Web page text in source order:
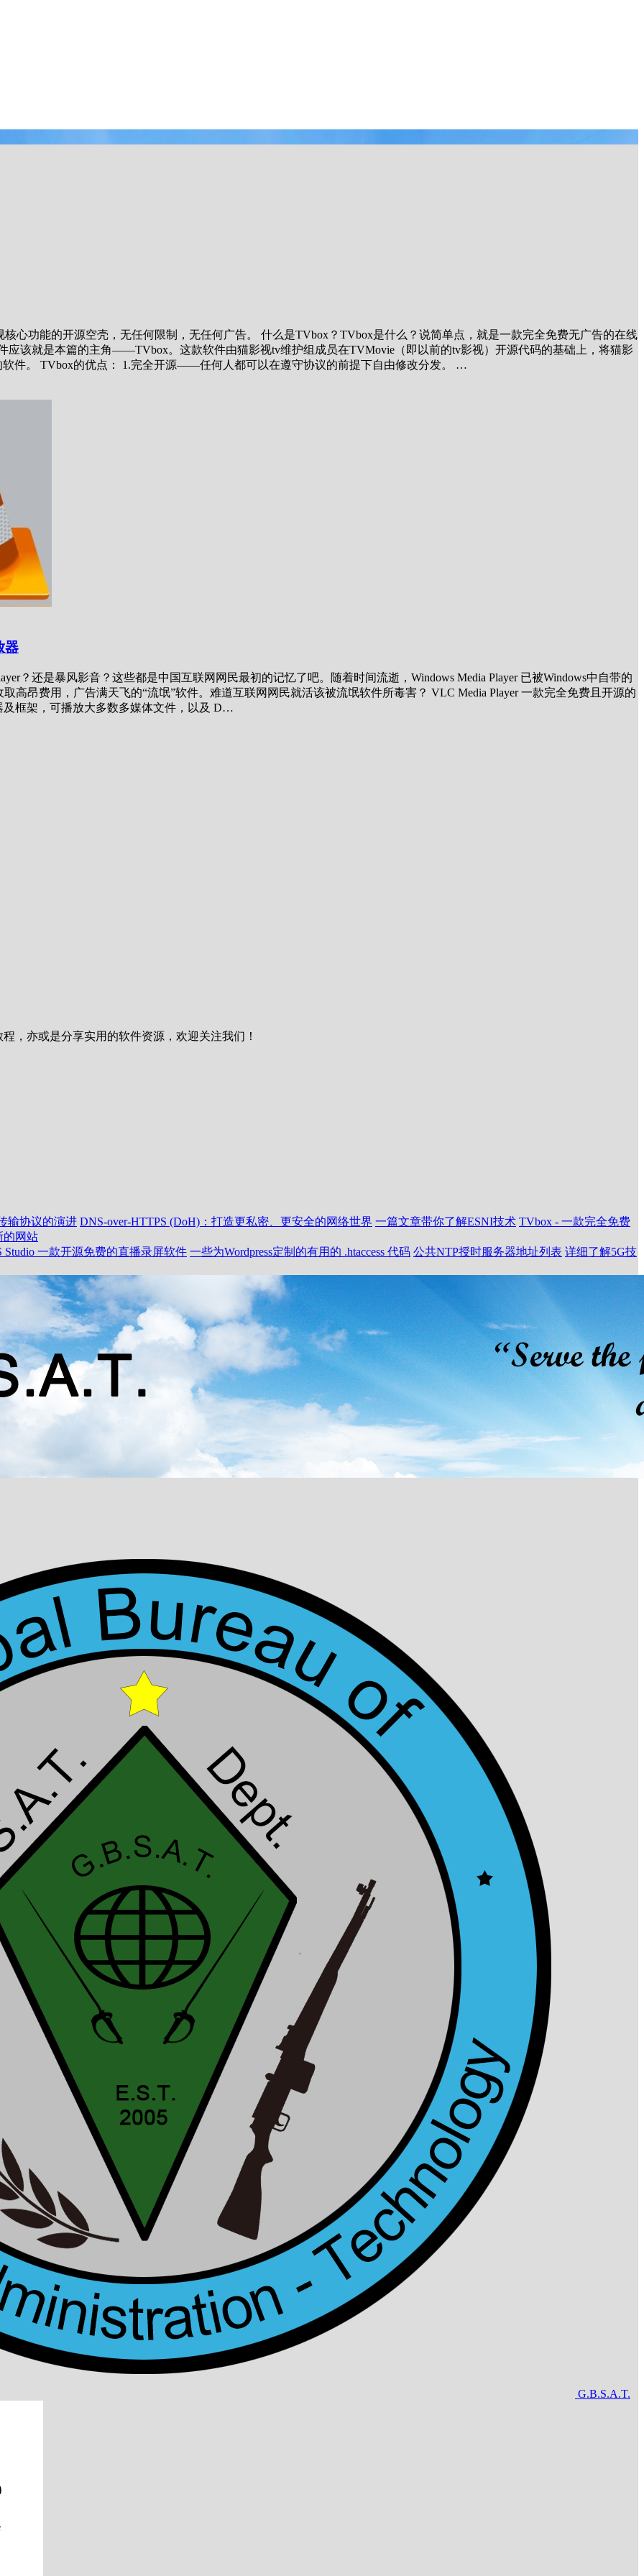
心功能的开源空壳，无任何限制，无任何广告。 什么是TVbox？TVbox是什么？说简单点，就是一款完全免费无广告的在线
应该就是本篇的主角——TVbox。这款软件由猫影视tv维护组成员在TVMovie（即以前的tv影视）开源代码的基础上，将猫影
件。 TVbox的优点： 1.完全开源——任何人都可以在遵守协议的前提下自由修改分发。 …
器
？还是暴风影音？这些都是中国互联网网民最初的记忆了吧。随着时间流逝，Windows Media Player 已被Windows中自带的
高昂费用，广告满天飞的“流氓”软件。难道互联网网民就活该被流氓软件所毒害？ VLC Media Player 一款完全免费且开源的
及框架，可播放大多数多媒体文件，以及 D…
，亦或是分享实用的软件资源，欢迎关注我们！
输协议的演进 DNS-over-HTTPS (DoH)：打造更私密、更安全的网络世界 一篇文章带你了解ESNI技术 TVbox - 一款完全免费
的网站
Studio 一款开源免费的直播录屏软件 一些为Wordpress定制的有用的 .htaccess 代码 公共NTP授时服务器地址列表 详细了解5G技
G.B.S.A.T.